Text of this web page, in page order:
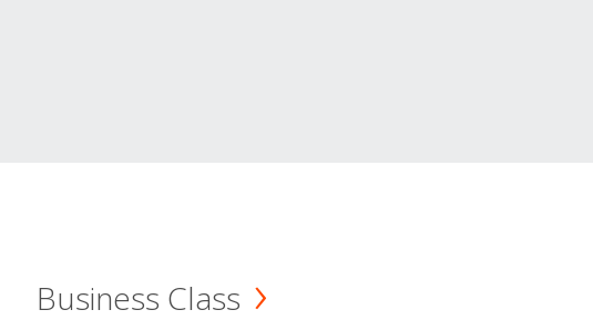
Business Class